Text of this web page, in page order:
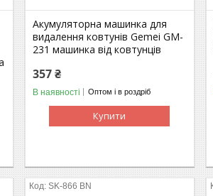
Акумуляторна машинка для
видалення ковтунів Gemei GM-
231 машинка від ковтунців
357 ₴
В наявності Оптом і в роздріб
Купити
SK-866 BN